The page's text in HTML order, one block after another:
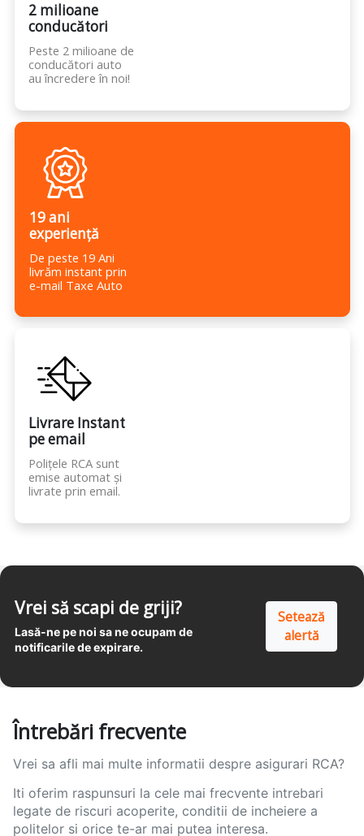
2 milioane
conducători
Peste 2 milioane de
conducători auto
au încredere în noi!
19 ani
experiență
De peste 19 Ani
livrăm instant prin
e-mail Taxe Auto
Livrare Instant
pe email
Polițele RCA sunt
emise automat și
livrate prin email.
Vrei să scapi de griji?
Lasă-ne pe noi sa ne ocupam de
notificarile de expirare.
Setează
alertă
Întrebări frecvente
Vrei sa afli mai multe informatii despre asigurari RCA?
Iti oferim raspunsuri la cele mai frecvente intrebari
legate de riscuri acoperite, conditii de incheiere a
politelor si orice te-ar mai putea interesa.